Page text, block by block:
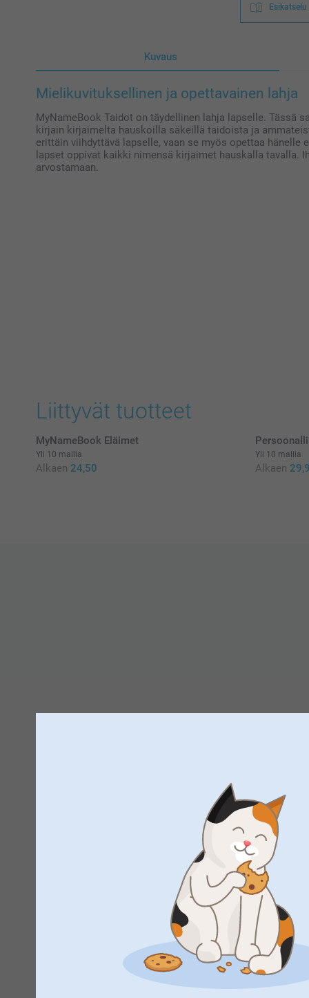
Esikatselu
Kuvaus
Mielikuvituksellinen ja opettavainen lahja
MyNameBook Taidot on täydellinen lahja lapselle. Tässä
kirjain kirjaimelta hauskoilla säkeillä taidoista ja
erittäin viihdyttävä lapselle, vaan se myös opettaa
lapset oppivat kaikki nimensä kirjaimet hauskalla tavalla.
arvostamaan.
Liittyvät tuotteet
MyNameBook Eläimet
Yli 10 mallia
Alkaen 24,50
Yli 10 mallia
Alkaen